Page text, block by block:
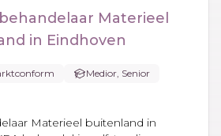
Materieel
in Eindhoven
Medior, Senior
Materieel buitenland in